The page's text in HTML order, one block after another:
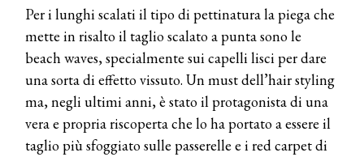
Per i lunghi scalati il tipo di pettinatura la piega che
mette in risalto il taglio scalato a punta sono le
beach waves, specialmente sui capelli lisci per dare
una sorta di effetto vissuto. Un must dell’hair styling
ma, negli ultimi anni, è stato il protagonista di una
vera e propria riscoperta che lo ha portato a essere il
taglio più sfoggiato sulle passerelle e i red carpet di